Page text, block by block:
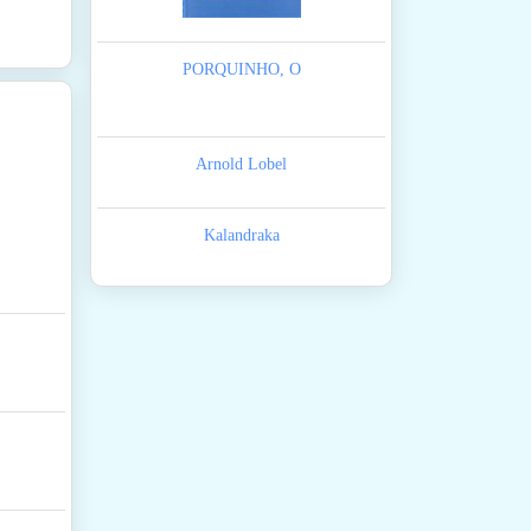
PORQUINHO, O
Arnold Lobel
Kalandraka